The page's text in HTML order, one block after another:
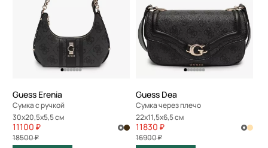
Guess Erenia
Сумка с ручкой
30x20,5x5,5 см
11100 ₽
18500 ₽
Guess Dea
Сумка через плечо
22x11,5x6,5 см
11830 ₽
16900 ₽